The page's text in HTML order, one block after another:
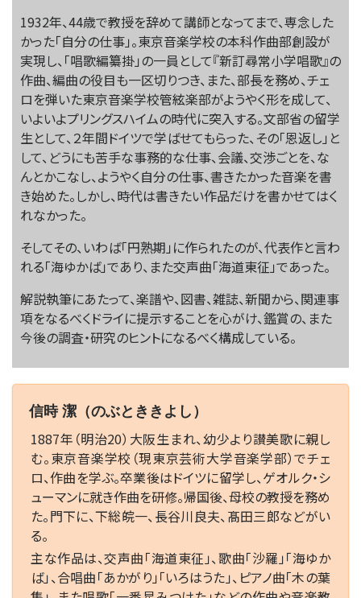
1932年、44歳で教授を辞めて講師となってまで、専念した
かった「自分の仕事」。東京音楽学校の本科作曲部創設が
実現し、「唱歌編纂掛」の一員として『新訂尋常小学唱歌』の
作曲、編曲の役目も一区切りつき、また、部長を務め、チェ
ロを弾いた東京音楽学校管絃楽部がようやく形を成して、
いよいよプリングスハイムの時代に突入する。文部省の留学
生として、２年間ドイツで学ばせてもらった、その「恩返し」と
して、どうにも苦手な事務的な仕事、会議、交渉ごとを、な
んとかこなし、ようやく自分の仕事、書きたかった音楽を書
き始めた。しかし、時代は書きたい作品だけを書かせてはく
れなかった。
そしてその、いわば「円熟期」に作られたのが、代表作と言わ
れる「海ゆかば」であり、また交声曲「海道東征」であった。
解説執筆にあたって、楽譜や、図書、雑誌、新聞から、関連事
項をなるべくドライに提示することを心がけ、鑑賞の、また
今後の調査・研究のヒントになるべく構成している。
信時 潔（のぶとききよし）
1887年（明治20）大阪生まれ、幼少より讃美歌に親し
む。東京音楽学校（現東京芸術大学音楽学部）でチェ
ロ、作曲を学ぶ。卒業後はドイツに留学し、ゲオルク・シ
ューマンに就き作曲を研修。帰国後、母校の教授を務め
た。門下に、下総皖一、長谷川良夫、髙田三郎などがい
る。
主な作品は、交声曲「海道東征」、歌曲「沙羅」「海ゆか
ば」、合唱曲「あかがり」「いろはうた」、ピアノ曲「木の葉